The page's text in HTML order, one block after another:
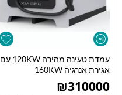
עמדת טעינה מהירה 120KW עם
אגירת אנרגיה 160KW
₪310000